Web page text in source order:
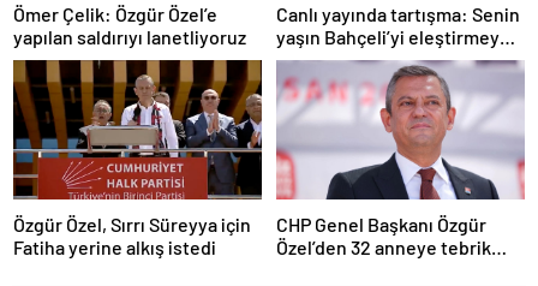
Ömer Çelik: Özgür Özel’e
yapılan saldırıyı lanetliyoruz
Canlı yayında tartışma: Senin
yaşın Bahçeli’yi eleştirmeye
yetmez
Özgür Özel, Sırrı Süreyya için
Fatiha yerine alkış istedi
CHP Genel Başkanı Özgür
Özel’den 32 anneye tebrik